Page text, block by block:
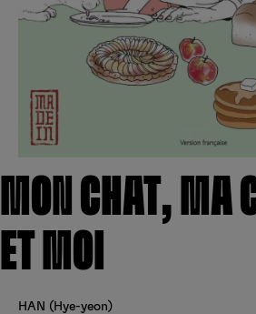
MON CHAT, MA
ET MOI
HAN (Hye-yeon)
Fnac
Se connecter
Hunter x Hunter
Fire Force
Black Butler